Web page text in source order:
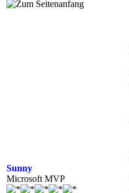
Sunny
Microsoft MVP